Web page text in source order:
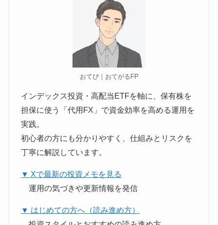
おてぴ｜おてがるFP
インデックス投資・高配当ETFを軸に、保有株を
担保に使う「代用FX」で資金効率を高める運用を
実践。
初心者の方にも分かりやすく、仕組みとリスクを
丁寧に解説しています。
▼ Xで最新の投資メモを見る
運用の気づきや更新情報を発信
▼ はじめての方へ（読み進め方）